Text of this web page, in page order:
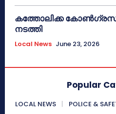
കത്തോലിക്ക
നടത്തി
Local News June 23, 2026
Popular
LOCAL NEWS POLICE &